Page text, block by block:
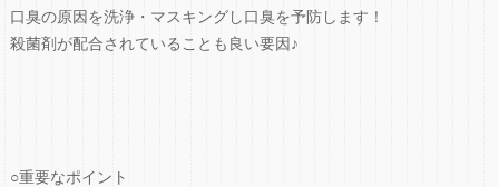
口臭の原因を洗浄・マスキングし口臭を予防します！
殺菌剤が配合されていることも良い要因♪
○重要なポイント